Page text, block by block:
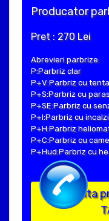
Producator
Pret : 270 Lei
Abrevieri parbrize:
P:Parbriz clar
P+V:Parbriz cu
P+S:Parbriz cu
P+SE:Parbriz cu
P+I:Parbriz cu
P+H:Parbriz
P+C:Parbriz cu
P+Hud:Parbriz cu
Solicita